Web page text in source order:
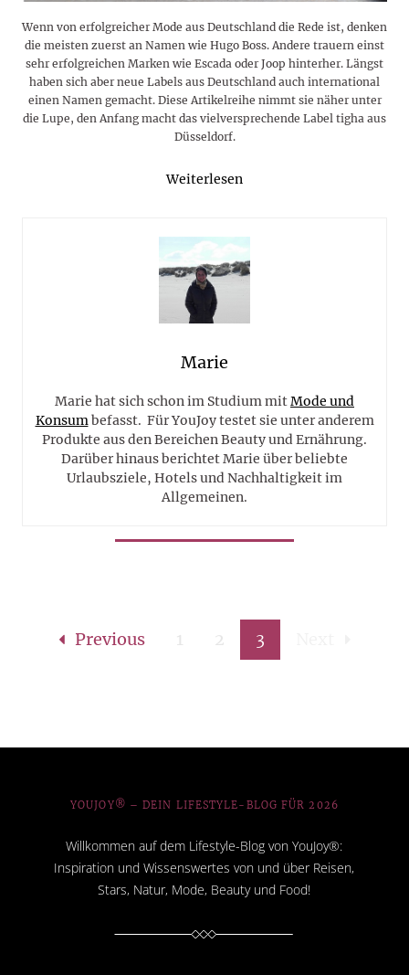
Wenn von erfolgreicher Mode aus Deutschland die Rede ist, denken
die meisten zuerst an Namen wie Hugo Boss. Andere trauern einst
sehr erfolgreichen Marken wie Escada oder Joop hinterher. Längst
haben sich aber neue Labels aus Deutschland auch international
einen Namen gemacht. Diese Artikelreihe nimmt sie näher unter
die Lupe, den Anfang macht das vielversprechende Label tigha aus
Düsseldorf.
Weiterlesen
Marie
Marie hat sich schon im Studium mitMode und
Konsumbefasst. Für YouJoy testet sie unter anderem
Produkte aus den Bereichen Beauty und Ernährung.
Darüber hinaus berichtet Marie über beliebte
Urlaubsziele, Hotels und Nachhaltigkeit im
Allgemeinen.
Previous 1 2 3
YOUJOY® – DEIN LIFESTYLE-BLOG FÜR 2026
Willkommen auf dem Lifestyle-Blog von YouJoy®:
Inspiration und Wissenswertes von und über Reisen,
Stars, Natur, Mode, Beauty und Food!